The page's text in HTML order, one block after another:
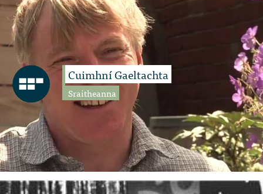
Cuimhní Gaeltachta
Sraitheanna